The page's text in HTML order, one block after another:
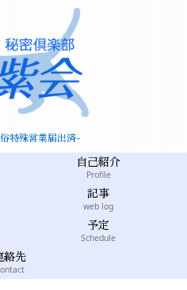
特殊営業届出済-
自己紹介
Profile
記事
web log
予定
Schedule
絡先